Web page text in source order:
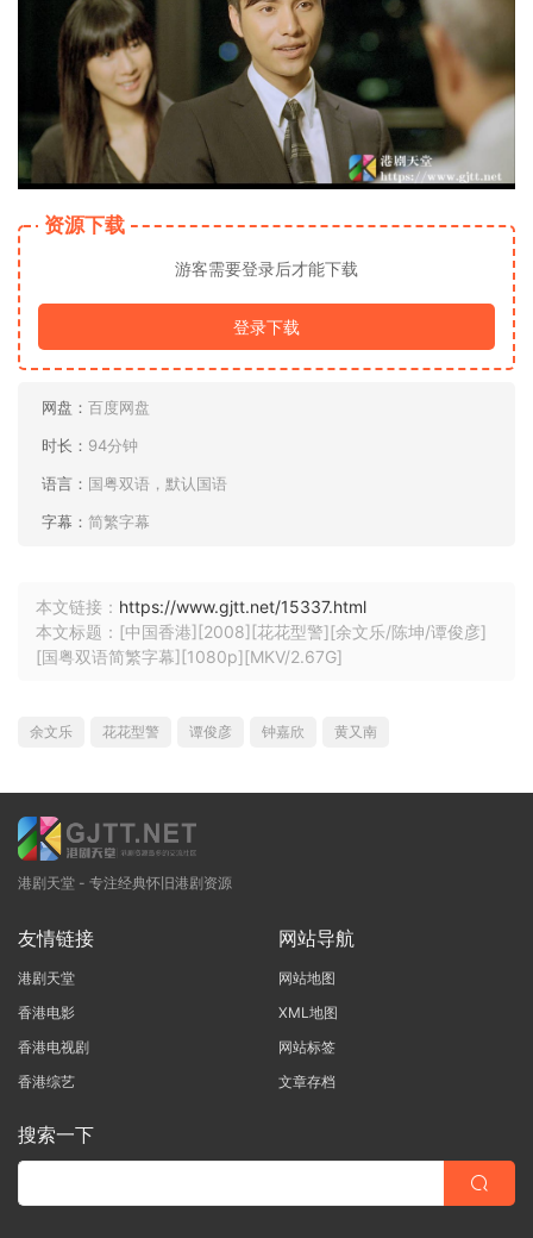
资源下载
游客需要登录后才能下载
登录下载
网盘： 百度网盘
时长： 94分钟
语言： 国粤双语，默认国语
字幕： 简繁字幕
本文链接： https://www.gjtt.net/15337.html
本文标题：[中国香港][2008][花花型警][余文乐/陈坤/谭俊彦]
[国粤双语简繁字幕][1080p][MKV/2.67G]
余文乐 花花型警 谭俊彦 钟嘉欣 黄又南
港剧天堂 - 专注经典怀旧港剧资源
友情链接
港剧天堂
香港电影
香港电视剧
香港综艺
网站导航
网站地图
XML地图
网站标签
文章存档
搜索一下